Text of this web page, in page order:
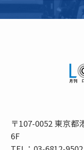
〒107-0052 東京
6F